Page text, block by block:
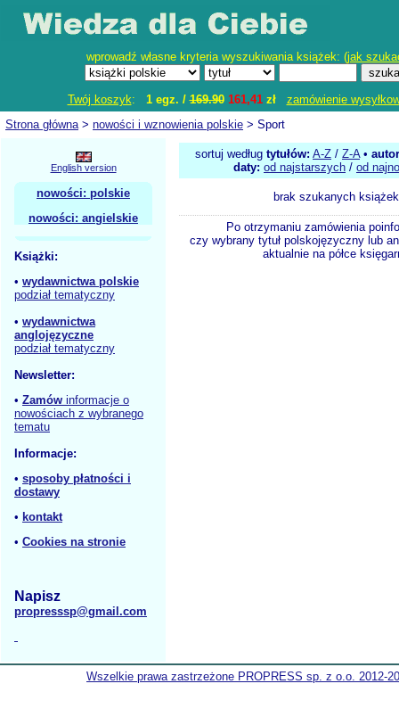
wprowadź własne kryteria wyszukiwania książek: (jak
Twój koszyk: 1 egz. /169.90 161,41zł
zamówienie
Strona główna> nowości i wznowienia polskie > Sport
English version
nowości: polskie
nowości: angielskie
Książki:
• wydawnictwa polskie
podział tematyczny
• wydawnictwa
anglojęzyczne
podział tematyczny
Newsletter:
• Zamów informacje o
nowościach z wybranego
tematu
Informacje:
• sposoby płatności i
dostawy
• kontakt
• Cookies na stronie
Napisz
propresssp@gmail.com
sortuj według tytułów: A-Z / Z-A•
daty: od najstarszych / od
brak szukanych książek
Po otrzymaniu zamówienia
czy wybrany tytuł polskojęzyczny lub
aktualnie na półce
Wszelkie prawa zastrzeżone PROPRESS sp. z o.o. 2012-